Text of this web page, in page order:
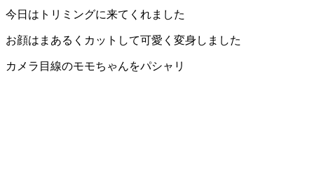
今日はトリミングに来てくれました
お顔はまあるくカットして可愛く変身しました
カメラ目線のモモちゃんをパシャリ